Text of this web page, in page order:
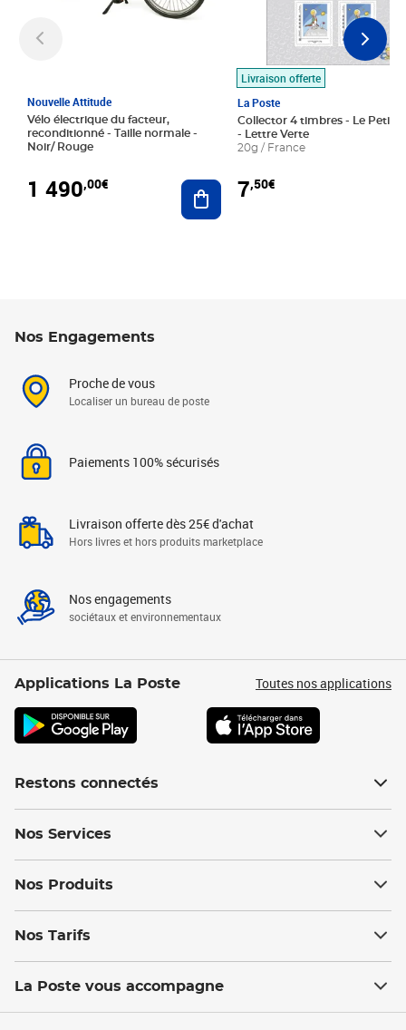
Nouvelle Attitude
Vélo électrique du facteur,
reconditionné - Taille normale -
Noir/ Rouge
1 490,00€ Ajouter au panier
Livraison offerte
La Poste
Collector 4 timbres - Le Petit
- Lettre Verte
20g / France
7,50€
Nos Engagements
Proche de vous
Localiser un bureau de poste
Paiements 100% sécurisés
Livraison offerte dès 25€ d'achat
Hors livres et hors produits marketplace
Nos engagements
sociétaux et environnementaux
Applications La Poste Toutes nos applications
Restons connectés
Nos Services
Nos Produits
Nos Tarifs
La Poste vous accompagne